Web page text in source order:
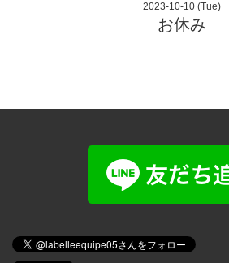
2023-10-10 (Tue)
お休み